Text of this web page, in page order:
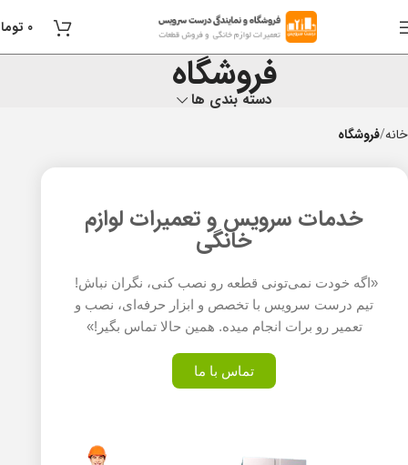
0
فروشگاه
دسته بندی ها
خانه فروشگاه
خدمات سرویس و تعمیرات لوازم
خانگی
«اگه خودت نمی‌تونی قطعه رو نصب کنی، نگران نباش!
تیم درست سرویس با تخصص و ابزار حرفه‌ای، نصب و
تعمیر رو برات انجام میده. همین حالا تماس بگیر!»
تماس با ما